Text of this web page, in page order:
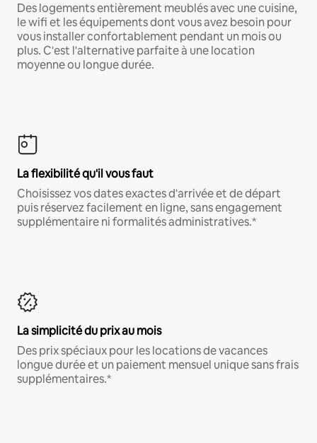
Des logements entièrement meublés avec une cuisine,
le wifi et les équipements dont vous avez besoin pour
vous installer confortablement pendant un mois ou
plus. C'est l'alternative parfaite à une location
moyenne ou longue durée.
La flexibilité qu'il vous faut
Choisissez vos dates exactes d'arrivée et de départ
puis réservez facilement en ligne, sans engagement
supplémentaire ni formalités administratives.*
La simplicité du prix au mois
Des prix spéciaux pour les locations de vacances
longue durée et un paiement mensuel unique sans frais
supplémentaires.*